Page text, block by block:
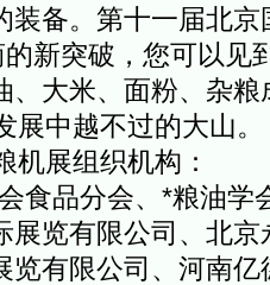
装备。第十一届北
新突破，您可以见
、大米、面粉、杂
展中越不过的大山。
机展组织机构：
食品分会、*粮油学
展览有限公司、北
览有限公司、河南